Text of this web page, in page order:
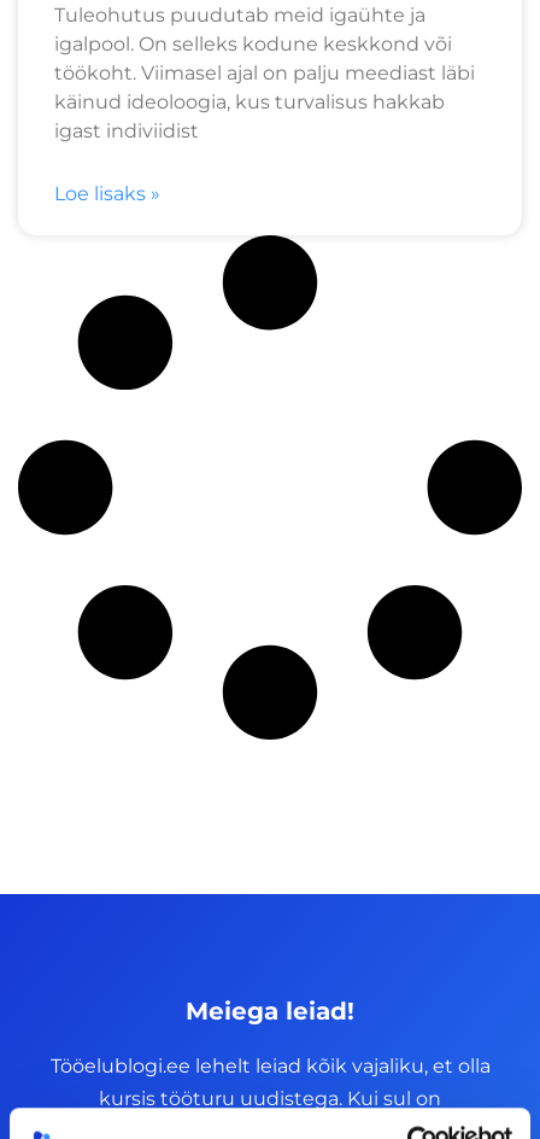
Tuleohutus puudutab meid igaühte ja
igalpool. On selleks kodune keskkond või
töökoht. Viimasel ajal on palju meediast läbi
käinud ideoloogia, kus turvalisus hakkab
igast indiviidist
Loe lisaks »
Meiega leiad!
Tööelublogi.ee lehelt leiad kõik vajaliku, et olla
kursis tööturu uudistega. Kui sul on
ettepanekuid erinevate teemade osas või soovid